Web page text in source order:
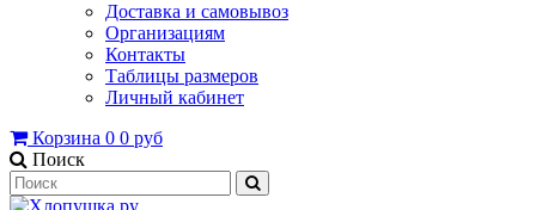
Доставка и самовывоз
Организациям
Контакты
Таблицы размеров
Личный кабинет
Корзина 0 0 руб
Поиск